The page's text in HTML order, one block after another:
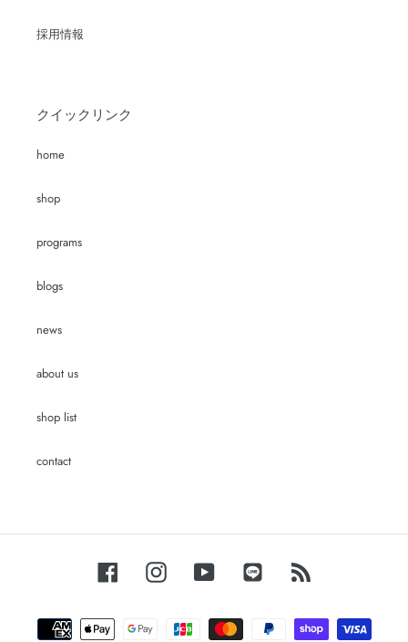
採用情報
クイックリンク
home
shop
programs
blogs
news
about us
shop list
contact
FacebookInstagramYouTube LINE
Payment
methods